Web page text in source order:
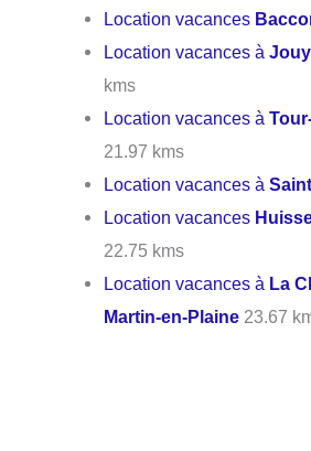
Location vacances
Location vacances à
kms
Location vacances à
21.97 kms
Location vacances à
Location vacances
22.75 kms
Location vacances à La
Martin-en-Plaine 23.67